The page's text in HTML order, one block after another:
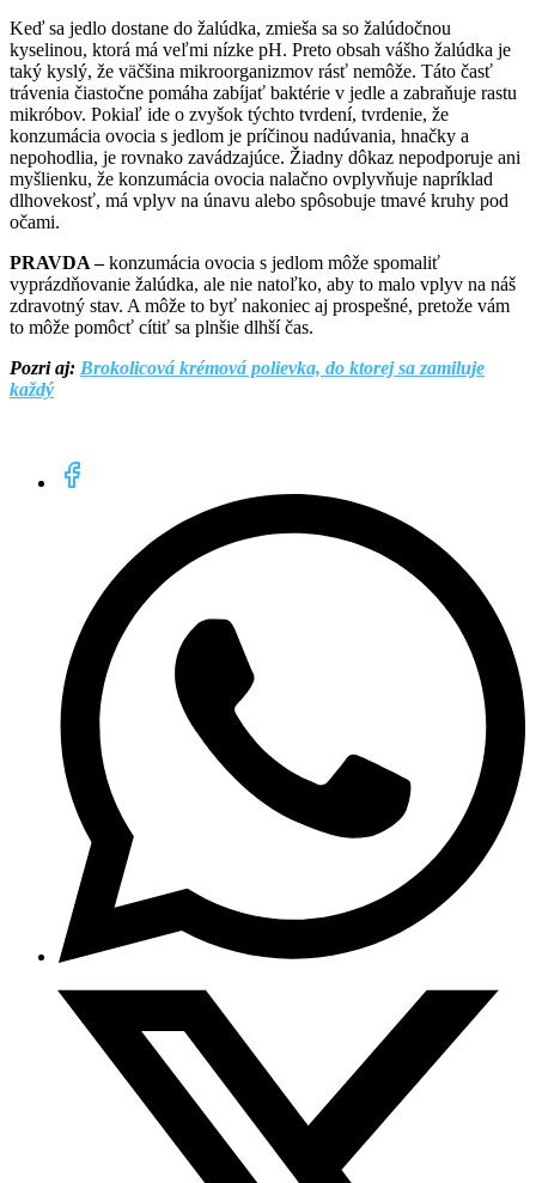
Keď sa jedlo dostane do žalúdka, zmieša sa so žalúdočnou
kyselinou, ktorá má veľmi nízke pH. Preto obsah vášho žalúdka je
taký kyslý, že väčšina mikroorganizmov rásť nemôže. Táto časť
trávenia čiastočne pomáha zabíjať baktérie v jedle a zabraňuje rastu
mikróbov. Pokiaľ ide o zvyšok týchto tvrdení, tvrdenie, že
konzumácia ovocia s jedlom je príčinou nadúvania, hnačky a
nepohodlia, je rovnako zavádzajúce. Žiadny dôkaz nepodporuje ani
myšlienku, že konzumácia ovocia nalačno ovplyvňuje napríklad
dlhovekosť, má vplyv na únavu alebo spôsobuje tmavé kruhy pod
očami.
PRAVDA –konzumácia ovocia s jedlom môže spomaliť
vyprázdňovanie žalúdka, ale nie natoľko, aby to malo vplyv na náš
zdravotný stav. A môže to byť nakoniec aj prospešné, pretože vám
to môže pomôcť cítiť sa plnšie dlhší čas.
Pozri aj: Brokolicová krémová polievka, do ktorej sa zamiluje
každý